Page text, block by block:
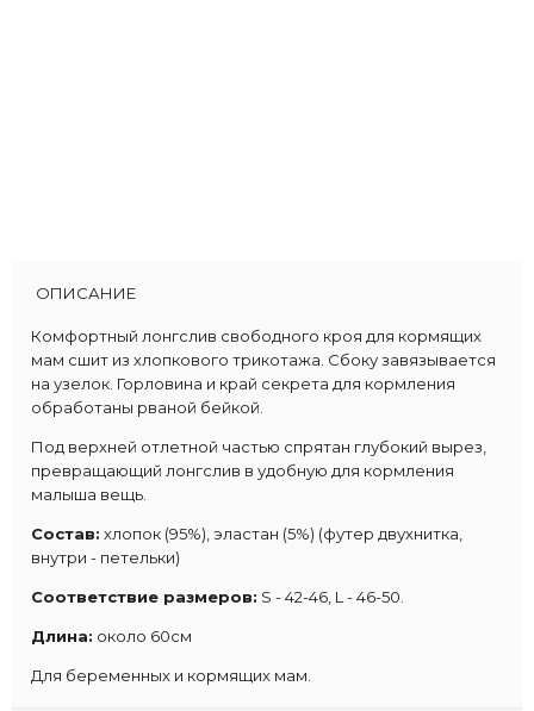
ОПИСАНИЕ
Комфортный лонгслив свободного кроя для кормящих
мам сшит из хлопкового трикотажа. Сбоку завязывается
на узелок. Горловина и край секрета для кормления
обработаны рваной бейкой.
Под верхней отлетной частью спрятан глубокий вырез,
превращающий лонгслив в удобную для кормления
малыша вещь.
Состав: хлопок (95%), эластан (5%) (футер двухнитка,
внутри - петельки)
Соответствие размеров: S - 42-46, L - 46-50.
Длина: около 60см
Для беременных и кормящих мам.